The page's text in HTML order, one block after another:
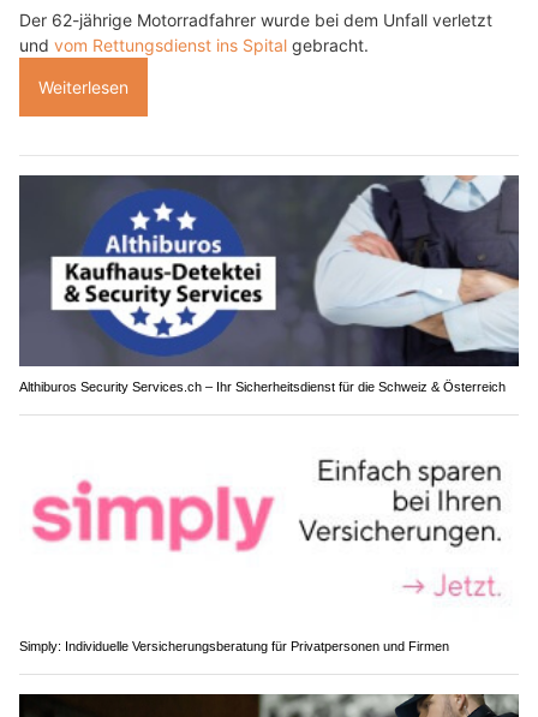
Der 62-jährige Motorradfahrer wurde bei dem Unfall verletzt
und vom Rettungsdienst ins Spital gebracht.
Weiterlesen
Althiburos Security Services.ch – Ihr Sicherheitsdienst für die Schweiz & Österreich
Simply: Individuelle Versicherungsberatung für Privatpersonen und Firmen